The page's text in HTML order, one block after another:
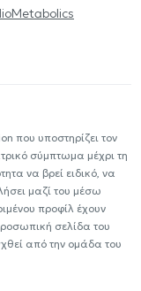
που υποστηρίζει τον
σύμπτωμα μέχρι τη
να βρεί ειδικό, να
μαζί του μέσω
προφίλ έχουν
σελίδα του
από την ομάδα του